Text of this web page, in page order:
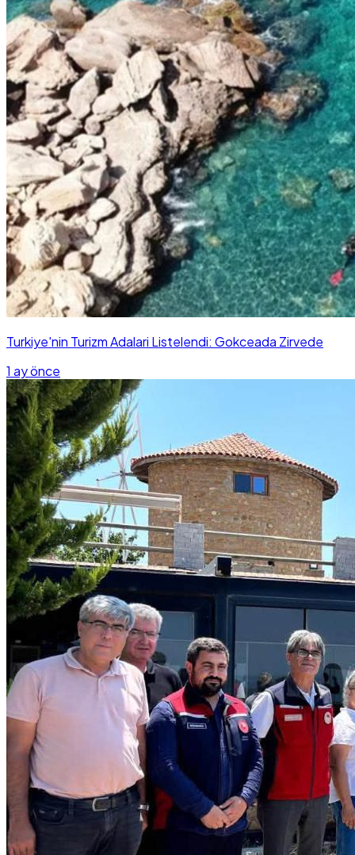
Turkiye'nin Turizm Adalari Listelendi: Gokceada Zirvede
1 ay önce